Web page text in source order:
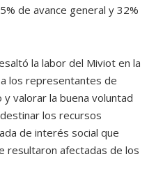
de avance general y 32%
la labor del Miviot en la
los representantes de
valorar la buena voluntad
los recursos
de interés social que
resultaron afectadas de los